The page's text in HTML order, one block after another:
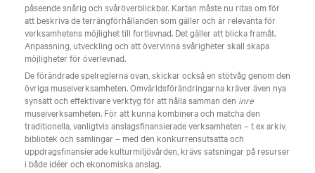
påseende snårig och svåröverblickbar. Kartan måste nu ritas om för
att beskriva de terrängförhållanden som gäller och är relevanta för
verksamhetens möjlighet till fortlevnad. Det gäller att blicka framåt.
Anpassning, utveckling och att övervinna svårigheter skall skapa
möjligheter för överlevnad.
De förändrade spelreglerna ovan, skickar också en stötvåg genom den
övriga museiverksamheten. Omvärldsförändringarna kräver även nya
synsätt och effektivare verktyg för att hålla samman den inre
museiverksamheten. För att kunna kombinera och matcha den
traditionella, vanligtvis anslagsfinansierade verksamheten – t ex arkiv,
bibliotek och samlingar – med den konkurrensutsatta och
uppdragsfinansierade kulturmiljövården, krävs satsningar på resurser
i både idéer och ekonomiska anslag.